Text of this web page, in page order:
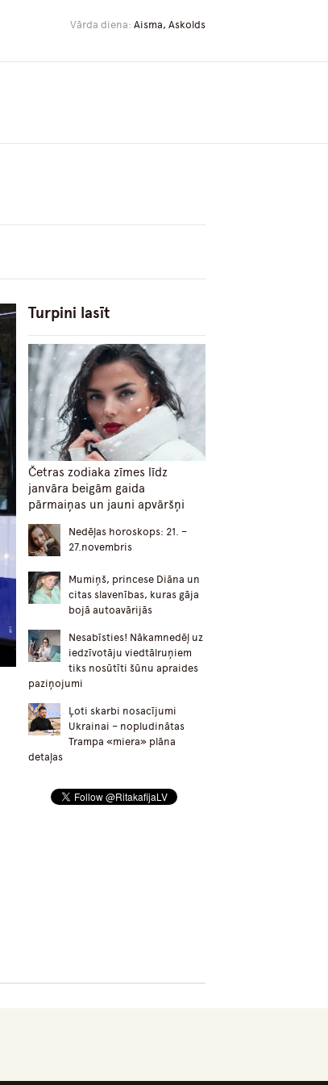
Vārda diena: Aisma, Askolds
Turpini lasīt
Četras zodiaka zīmes līdz
janvāra beigām gaida
pārmaiņas un jauni apvāršņi
Nedēļas horoskops: 21. –
27.novembris
Mumiņš, princese Diāna un
citas slavenības, kuras gāja
bojā autoavārijās
Nesabīsties! Nākamnedēļ uz
iedzīvotāju viedtālruņiem
tiks nosūtīti šūnu apraides
paziņojumi
Ļoti skarbi nosacījumi
Ukrainai – nopludinātas
Trampa «miera» plāna
detaļas